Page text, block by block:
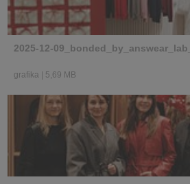
2025-12-
grafika 5,69 MB